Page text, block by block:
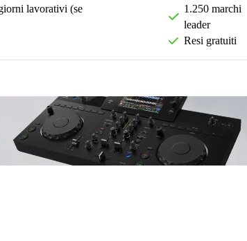
lavorativi (se
1.250 marchi
leader
Resi gratuiti